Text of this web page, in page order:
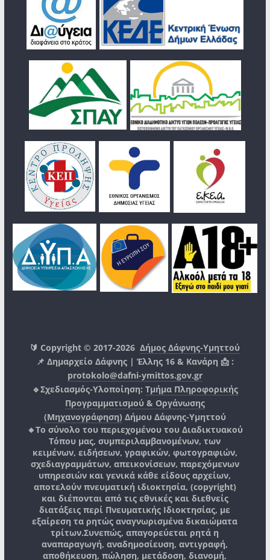
🔰 Copyright © 2017-2026Δήμος Δάφνης-Υμηττού
📌 Δημαρχείο Δάφνης | Έλλης 16 & Κανάρη 📩 :
protokolo@dafni-ymittos.gov.gr
🔹Σχεδιασμός-Υλοποίηση: Τμήμα Πληροφορικής
Προγραμματισμού & Οργάνωσης
(Μηχανογράφηση) Δήμου Δάφνης-Υμηττού
🔸Το σύνολο του περιεχομένου του Διαδικτυακού
Τόπου μας, συμπεριλαμβανομένων, των
κειμένων, ειδήσεων, γραφικών, φωτογραφιών,
σχεδιαγραμμάτων, απεικονίσεων, παρεχόμενων
υπηρεσιών και γενικά κάθε είδους αρχείων,
αποτελούν πνευματική ιδιοκτησία, (copyright)
και διέπονται από τις εθνικές και διεθνείς
διατάξεις περί Πνευματικής Ιδιοκτησίας, με
εξαίρεση τα ρητώς αναγνωρισμένα δικαιώματα
τρίτων.Συνεπώς, απαγορεύεται ρητά η
αναπαραγωγή, αναδημοσίευση, αντιγραφή,
αποθήκευση, πώληση, μετάδοση, διανομή,